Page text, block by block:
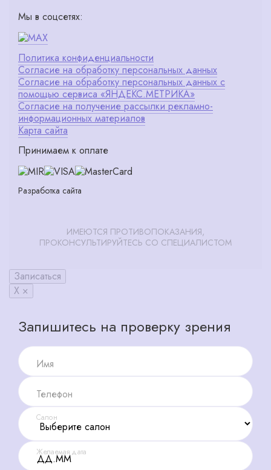
Мы в соцсетях:
Политика конфиденциальности
Согласие на обработку персональных данных
Согласие на обработку персональных данных с
помощью сервиса «ЯНДЕКС.МЕТРИКА»
Согласие на получение рассылки рекламно-
информационных материалов
Карта сайта
Принимаем к оплате
Разработка сайта
ИМЕЮТСЯ ПРОТИВОПОКАЗАНИЯ,
ПРОКОНСУЛЬТИРУЙТЕСЬ СО СПЕЦИАЛИСТОМ
Записаться
X ×
Запишитесь на проверку зрения
Имя
Телефон
Салон
Желаемая дата